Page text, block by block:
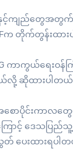
ကျည်တွေအတွက်
က တိုက်တွန်းထား
ကာကွယ်ရေး
လို့ ဆိုထားပါတယ်
ာပိုင်းကာလတွ
ာင့် ဒေသပြည်သူ့
ေးထားရပါတ